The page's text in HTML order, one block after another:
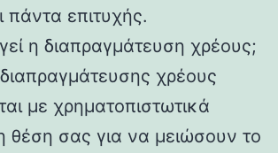
πάντα επιτυχής.
η διαπραγμάτευση χρέους;
διαπραγμάτευσης χρέους
με χρηματοπιστωτικά
θέση σας για να μειώσουν το